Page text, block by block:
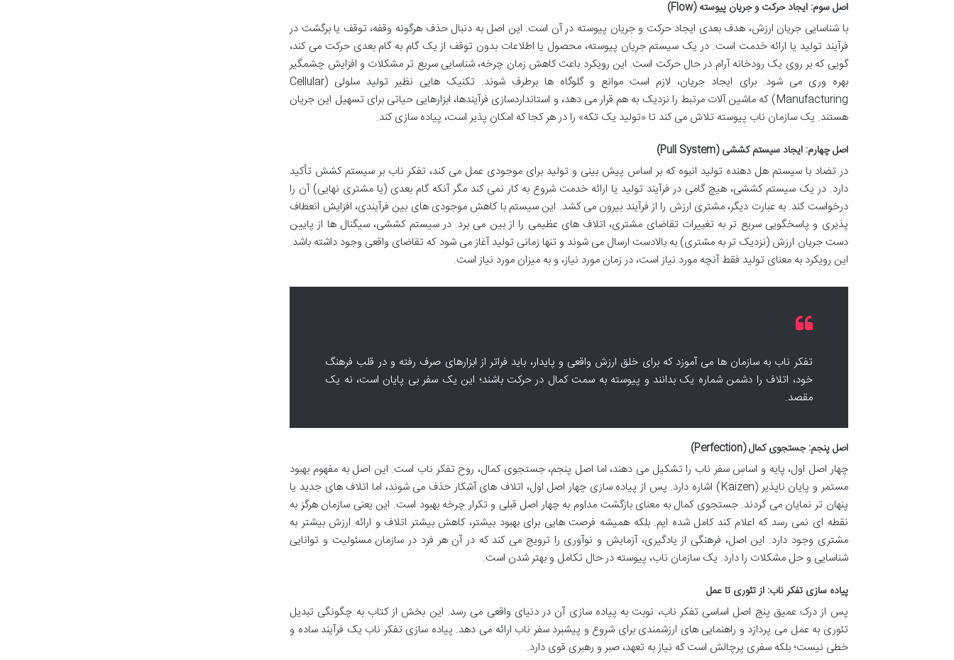
اصل سوم: ایجاد حرکت و جریان پیوسته (Flow)
با شناسایی جریان ارزش، هدف بعدی ایجاد حرکت و جریان پیوسته در آن است. این اصل به دنبال حذف هرگونه وقفه، توقف یا برگشت در
فرآیند تولید یا ارائه خدمت است. در یک سیستم جریان پیوسته، محصول یا اطلاعات بدون توقف از یک گام به گام بعدی حرکت می کند،
گویی که بر روی یک رودخانه آرام در حال حرکت است. این رویکرد باعث کاهش زمان چرخه، شناسایی سریع تر مشکلات و افزایش چشمگیر
بهره وری می شود. برای ایجاد جریان، لازم است موانع و گلوگاه ها برطرف شوند. تکنیک هایی نظیر تولید سلولی (Cellular
Manufacturing) که ماشین آلات مرتبط را نزدیک به هم قرار می دهد، و استانداردسازی فرآیندها، ابزارهایی حیاتی برای تسهیل این جریان
هستند. یک سازمان ناب پیوسته تلاش می کند تا «تولید یک تکه» را در هر کجا که امکان پذیر است، پیاده سازی کند.
اصل چهارم: ایجاد سیستم کششی (Pull System)
در تضاد با سیستم هل دهنده تولید انبوه که بر اساس پیش بینی و تولید برای موجودی عمل می کند، تفکر ناب بر سیستم کشش تأکید
دارد. در یک سیستم کششی، هیچ گامی در فرآیند تولید یا ارائه خدمت شروع به کار نمی کند مگر آنکه گام بعدی (یا مشتری نهایی) آن را
درخواست کند. به عبارت دیگر، مشتری ارزش را از فرآیند بیرون می کشد. این سیستم با کاهش موجودی های بین فرآیندی، افزایش انعطاف
پذیری و پاسخگویی سریع تر به تغییرات تقاضای مشتری، اتلاف های عظیمی را از بین می برد. در سیستم کششی، سیگنال ها از پایین
دست جریان ارزش (نزدیک تر به مشتری) به بالادست ارسال می شوند و تنها زمانی تولید آغاز می شود که تقاضای واقعی وجود داشته باشد.
این رویکرد به معنای تولید فقط آنچه مورد نیاز است، در زمان مورد نیاز، و به میزان مورد نیاز است.
تفکر ناب به سازمان ها می آموزد که برای خلق ارزش واقعی و پایدار، باید فراتر از ابزارهای صرف رفته و در قلب فرهنگ
خود، اتلاف را دشمن شماره یک بدانند و پیوسته به سمت کمال در حرکت باشند؛ این یک سفر بی پایان است، نه یک
مقصد.
اصل پنجم: جستجوی کمال (Perfection)
چهار اصل اول، پایه و اساس سفر ناب را تشکیل می دهند، اما اصل پنجم، جستجوی کمال، روح تفکر ناب است. این اصل به مفهوم بهبود
مستمر و پایان ناپذیر (Kaizen) اشاره دارد. پس از پیاده سازی چهار اصل اول، اتلاف های آشکار حذف می شوند، اما اتلاف های جدید یا
پنهان تر نمایان می گردند. جستجوی کمال به معنای بازگشت مداوم به چهار اصل قبلی و تکرار چرخه بهبود است. این یعنی سازمان هرگز به
نقطه ای نمی رسد که اعلام کند کامل شده ایم. بلکه همیشه فرصت هایی برای بهبود بیشتر، کاهش بیشتر اتلاف و ارائه ارزش بیشتر به
مشتری وجود دارد. این اصل، فرهنگی از یادگیری، آزمایش و نوآوری را ترویج می کند که در آن هر فرد در سازمان مسئولیت و توانایی
شناسایی و حل مشکلات را دارد. یک سازمان ناب، پیوسته در حال تکامل و بهتر شدن است.
پیاده سازی تفکر ناب: از تئوری تا عمل
پس از درک عمیق پنج اصل اساسی تفکر ناب، نوبت به پیاده سازی آن در دنیای واقعی می رسد. این بخش از کتاب به چگونگی تبدیل
تئوری به عمل می پردازد و راهنمایی های ارزشمندی برای شروع و پیشبرد سفر ناب ارائه می دهد. پیاده سازی تفکر ناب یک فرآیند ساده و
خطی نیست؛ بلکه سفری پرچالش است که نیاز به تعهد، صبر و رهبری قوی دارد.